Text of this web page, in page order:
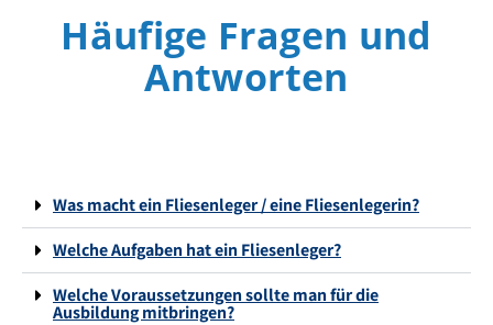
Häufige Fragen und
Antworten
Was macht ein Fliesenleger / eine Fliesenlegerin?
Welche Aufgaben hat ein Fliesenleger?
Welche Voraussetzungen sollte man für die
Ausbildung mitbringen?